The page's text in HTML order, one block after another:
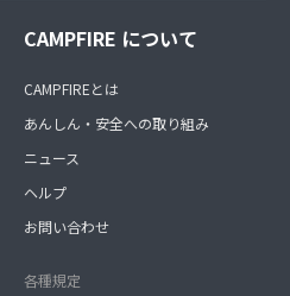
CAMPFIRE について
CAMPFIREとは
あんしん・安全への取り組み
ニュース
ヘルプ
お問い合わせ
各種規定